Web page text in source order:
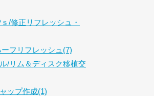
/修正リフレッシュ・
フリフレッシュ(7)
/リム＆ディスク移植交
ップ作成(1)